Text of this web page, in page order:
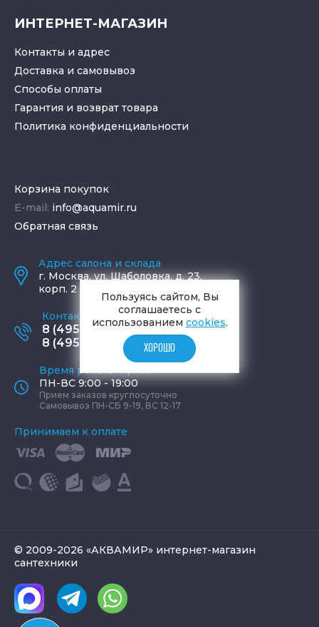
ИНТЕРНЕТ-МАГАЗИН
Контакты и адрес
Доставка и самовывоз
Способы оплаты
Гарантия и возврат товара
Политика конфиденциальности
Корзина покупок
E-mail: info@aquamir.ru
Обратная связь
Адрес салона и склада
г. Москва,ул. Шаболовка, д. 23,
корп. 2
Контактные телефоны
8 (495) 795-77-65
8 (495) 797-11-67
Время работы офиса
ПН-ВС 9:00 - 19:00
Прием заказов круглосуточно
Самовывоз ПН-СБ 9-19, ВС 12-17
Принимаем к оплате
© 2009-2026 «АКВАМИР» интернет-магазин
сантехники
Пользуясь сайтом, Вы
соглашаетесь с
использованием cookies.
ХОРОШО